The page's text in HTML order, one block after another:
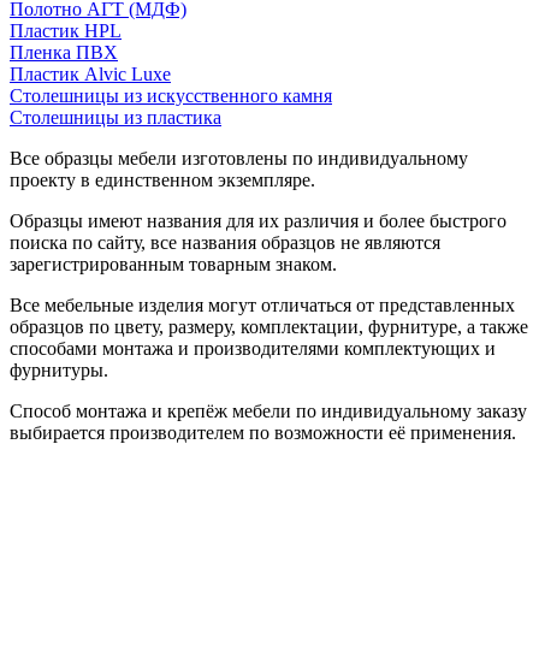
Полотно АГТ (МДФ)
Пластик HPL
Пленка ПВХ
Пластик Alvic Luxe
Столешницы из искусственного камня
Столешницы из пластика
Все образцы мебели изготовлены по индивидуальному
проекту в единственном экземпляре.
Образцы имеют названия для их различия и более быстрого
поиска по сайту, все названия образцов не являются
зарегистрированным товарным знаком.
Все мебельные изделия могут отличаться от представленных
образцов по цвету, размеру, комплектации, фурнитуре, а также
способами монтажа и производителями комплектующих и
фурнитуры.
Способ монтажа и крепёж мебели по индивидуальному заказу
выбирается производителем по возможности её применения.